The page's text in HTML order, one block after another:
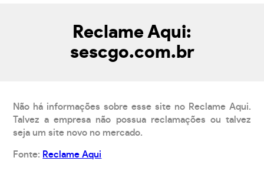
Reclame Aqui:
sescgo.com.br
Não há informações sobre esse site no Reclame Aqui.
Talvez a empresa não possua reclamações ou talvez
seja um site novo no mercado.
Fonte: Reclame Aqui